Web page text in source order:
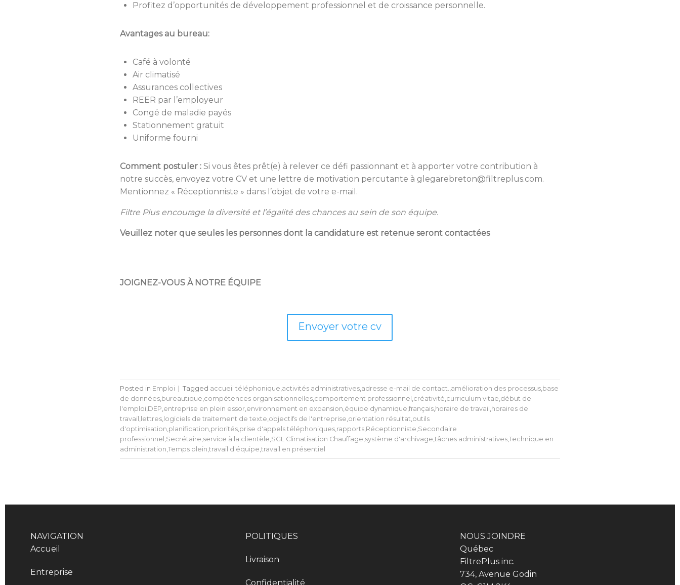
Profitez d’opportunités de développement professionnel et de croissance personnelle.
Avantages au bureau:
Café à volonté
Air climatisé
Assurances collectives
REER par l’employeur
Congé de maladie payés
Stationnement gratuit
Uniforme fourni
Comment postuler : Si vous êtes prêt(e) à relever ce défi passionnant et à apporter votre contribution à
notre succès, envoyez votre CV et une lettre de motivation percutante à glegarebreton@filtreplus.com.
Mentionnez « Réceptionniste » dans l’objet de votre e-mail.
Filtre Plus encourage la diversité et l’égalité des chances au sein de son équipe.
Veuillez noter que seules les personnes dont la candidature est retenue seront contactées
JOIGNEZ-VOUS À NOTRE ÉQUIPE
Envoyer votre cv
Posted in Emploi | Tagged accueil téléphonique activités administratives adresse e-mail de contact. amélioration des processus base
de données bureautique compétences organisationnelles comportement professionnel créativité curriculum vitae début de
l'emploi DEP entreprise en plein essor environnement en expansion équipe dynamique français horaire de travail horaires de
travail lettres logiciels de traitement de texte objectifs de l'entreprise orientation résultat outils
d'optimisation planification priorités prise d'appels téléphoniques rapports Réceptionniste Secondaire
professionnel Secrétaire service à la clientèle SGL Climatisation Chauffage système d'archivage tâches administratives Technique en
administration Temps plein travail d'équipe travail en présentiel
NAVIGATION
Accueil
Entreprise
POLITIQUES
Livraison
Confidentialité
NOUS JOINDRE
Québec
FiltrePlus inc.
734, Avenue Godin